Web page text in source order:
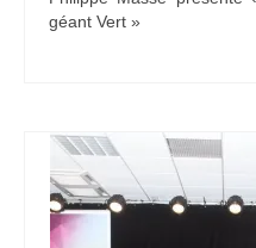
géant Vert »